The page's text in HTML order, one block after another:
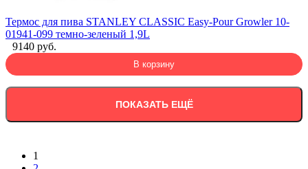
Термос для пива STANLEY CLASSIC Easy-Pour Growler 10-
01941-099 темно-зеленый 1,9L
9140 руб.
В корзину
ПОКАЗАТЬ ЕЩЁ
1